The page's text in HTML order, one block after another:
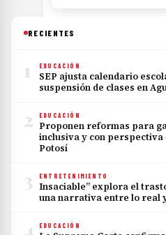
RECIENTES
1 EDUCACIÓN
SEP ajusta calendario
suspensión de clases en
2 EDUCACIÓN
Proponen reformas para
inclusiva y con perspectiva
Potosí
3 ENTRETENIMIENTO
Insaciable” explora el
una narrativa entre lo real
4 EDUCACIÓN